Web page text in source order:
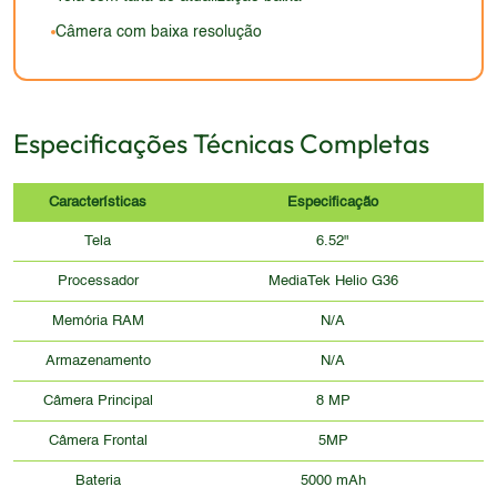
construção.
Câmera com baixa resolução
Especificações Técnicas Completas
Características Especificação
Tela 6.52"
Processador MediaTek Helio G36
Memória RAM N/A
Armazenamento N/A
Câmera Principal 8 MP
Câmera Frontal 5MP
Bateria 5000 mAh